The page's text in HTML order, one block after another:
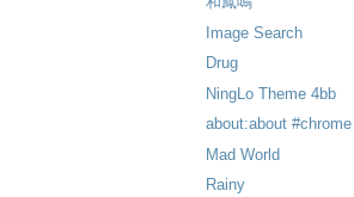
Image Search
Drug
NingLo Theme 4bb
about:about #chrome
Mad World
Rainy